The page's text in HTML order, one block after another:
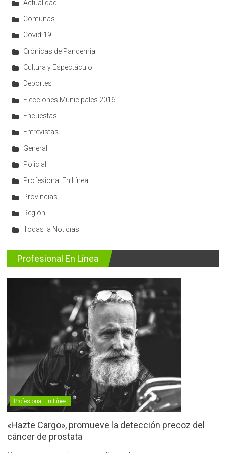
Actualidad
Comunas
Covid-19
Crónicas de Pandemia
Cultura y Espectáculo
Deportes
Elecciones Municipales 2016
Encuestas
Entrevistas
General
Policial
Profesional En Línea
Provincias
Región
Todas la Noticias
Profesional En Línea
Profesional En Línea
«Hazte Cargo», promueve la detección precoz del
cáncer de prostata